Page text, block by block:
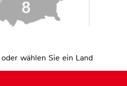
wählen Sie ein Land